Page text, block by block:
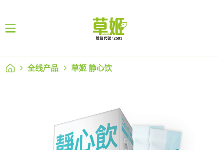
全线产品 草姬 静心饮